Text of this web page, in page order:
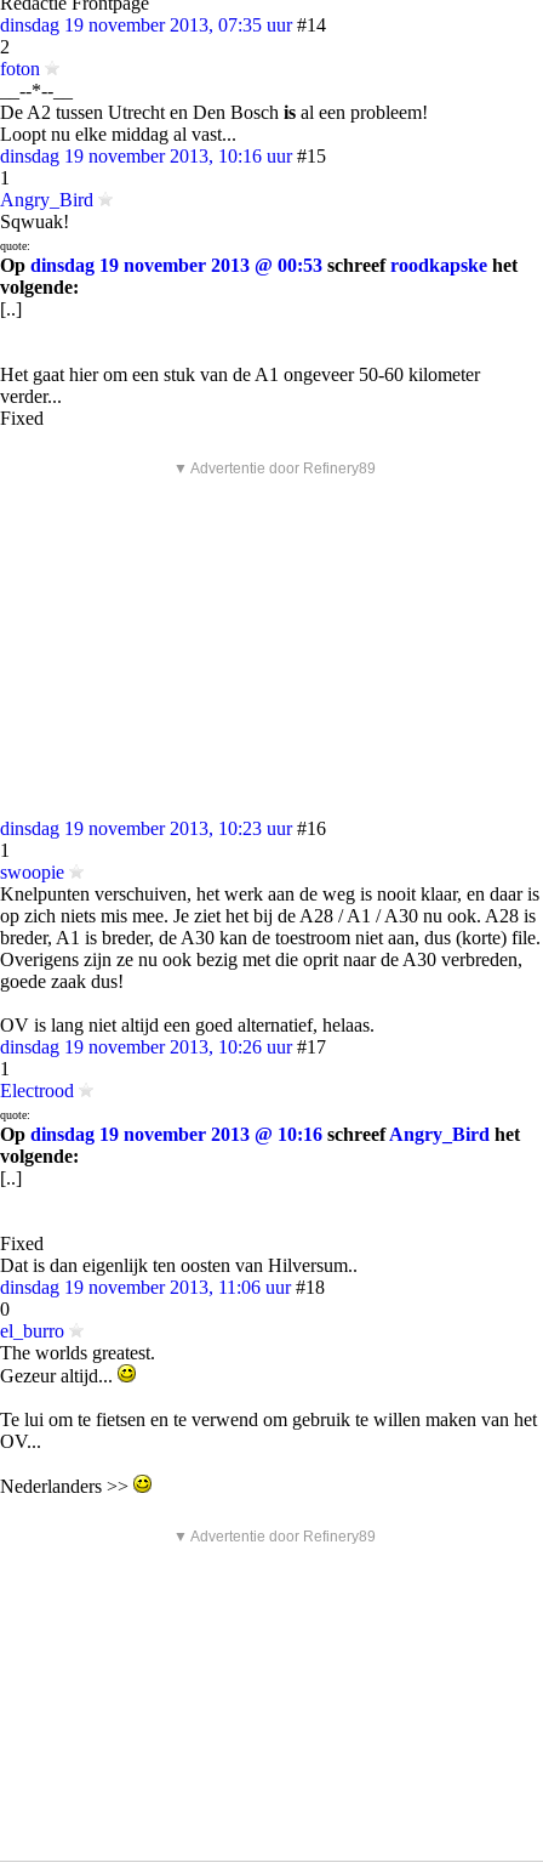
dinsdag 19 november 2013, 07:35 uur #14
2
foton
__--*--__
De A2 tussen Utrecht en Den Bosch is al een probleem!
Loopt nu elke middag al vast...
dinsdag 19 november 2013, 10:16 uur #15
1
Angry_Bird
Sqwuak!
quote:
Op dinsdag 19 november 2013 @ 00:53 schreefroodkapske het
volgende:
[..]
Het gaat hier om een stuk van de A1 ongeveer 50-60 kilometer
verder...
Fixed
▼ Advertentie door Refinery89
dinsdag 19 november 2013, 10:23 uur #16
1
swoopie
Knelpunten verschuiven, het werk aan de weg is nooit klaar, en daar is
op zich niets mis mee. Je ziet het bij de A28 / A1 / A30 nu ook. A28 is
breder, A1 is breder, de A30 kan de toestroom niet aan, dus (korte) file.
Overigens zijn ze nu ook bezig met die oprit naar de A30 verbreden,
goede zaak dus!
OV is lang niet altijd een goed alternatief, helaas.
dinsdag 19 november 2013, 10:26 uur #17
1
Electrood
quote:
Op dinsdag 19 november 2013 @ 10:16 schreefAngry_Bird het
volgende:
[..]
Fixed
Dat is dan eigenlijk ten oosten van Hilversum..
dinsdag 19 november 2013, 11:06 uur #18
0
el_burro
The worlds greatest.
Gezeur altijd...
Te lui om te fietsen en te verwend om gebruik te willen maken van het
OV...
Nederlanders >>
▼ Advertentie door Refinery89